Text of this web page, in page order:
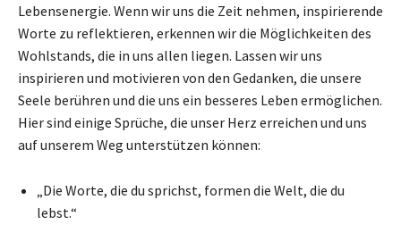
Lebensenergie. Wenn wir uns die Zeit nehmen, inspirierende
Worte zu reflektieren, erkennen wir die Möglichkeiten des
Wohlstands, die in uns allen liegen. Lassen wir uns
inspirieren und motivieren von den Gedanken, die unsere
Seele berühren und die uns ein besseres Leben ermöglichen.
Hier sind einige Sprüche, die unser Herz erreichen und uns
auf unserem Weg unterstützen können:
„Die Worte, die du sprichst, formen die Welt, die du
lebst.“